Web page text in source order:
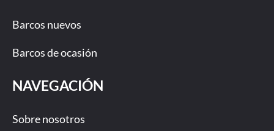
Barcos nuevos
Barcos de ocasión
NAVEGACIÓN
Sobre nosotros